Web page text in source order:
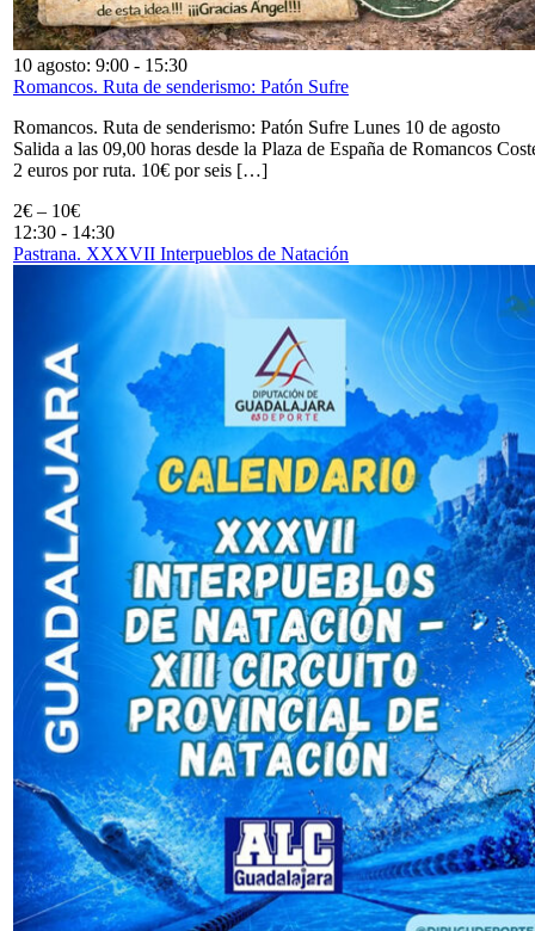
10 agosto: 9:00 - 15:30
Romancos. Ruta de senderismo: Patón Sufre
Romancos. Ruta de senderismo: Patón Sufre Lunes 10 de agosto
Salida a las 09,00 horas desde la Plaza de España de Romancos
2 euros por ruta. 10€ por seis […]
2€ – 10€
12:30 - 14:30
Pastrana. XXXVII Interpueblos de Natación